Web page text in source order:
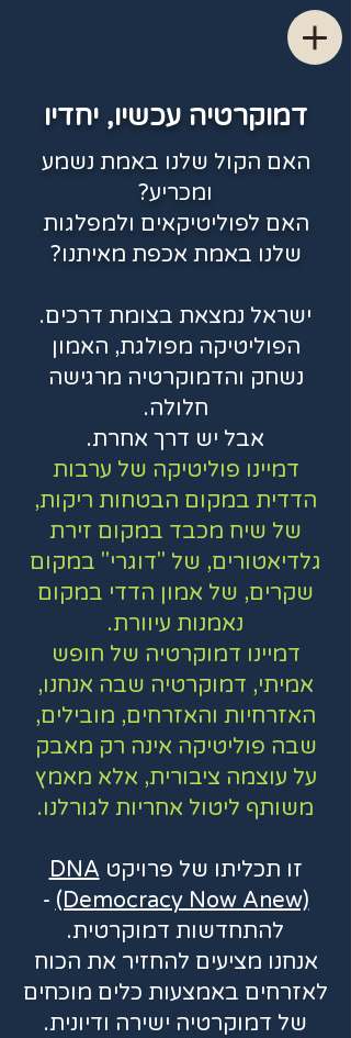
דמוקרטיה עכשיו, יחדיו
האם הקול שלנו באמת נשמע
ומכריע?
האם לפוליטיקאים ולמפלגות
שלנו באמת אכפת מאיתנו?
ישראל נמצאת בצומת דרכים.
הפוליטיקה מפולגת, האמון
נשחק והדמוקרטיה מרגישה
חלולה.
אבל יש דרך אחרת.
דמיינו פוליטיקה של ערבות
הדדית במקום הבטחות ריקות,
של שיח מכבד במקום זירת
גלדיאטורים, של "דוגרי" במקום
שקרים, של אמון הדדי במקום
נאמנות עיוורת.
דמיינו דמוקרטיה של חופש
אמיתי, דמוקרטיה שבה אנחנו,
האזרחיות והאזרחים, מובילים,
שבה פוליטיקה אינה רק מאבק
על עוצמה ציבורית, אלא מאמץ
משותף ליטול אחריות לגורלנו.
זו תכליתו של פרויקט DNA
(Democracy Now Anew)
-
להתחדשות דמוקרטית.
אנחנו מציעים להחזיר את הכוח
לאזרחים באמצעות כלים מוכחים
של דמוקרטיה ישירה ודיונית.